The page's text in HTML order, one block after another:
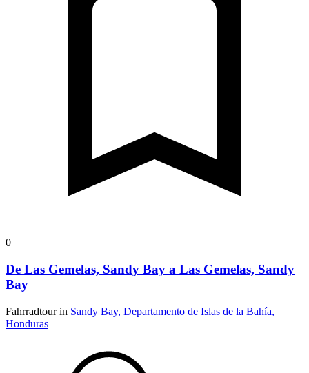
0
De Las Gemelas, Sandy Bay a Las Gemelas, Sandy
Bay
Fahrradtour in Sandy Bay, Departamento de Islas de la Bahía,
Honduras